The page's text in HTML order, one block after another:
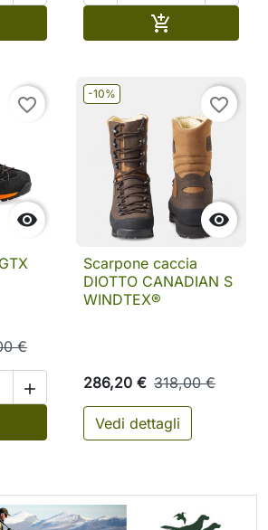


favorite_border
€

al carrello
-10%

favorite_border
Scarpone caccia
DIOTTO CANADIAN S
WINDTEX®
286,20 € 318,00 €
Vedi dettagli